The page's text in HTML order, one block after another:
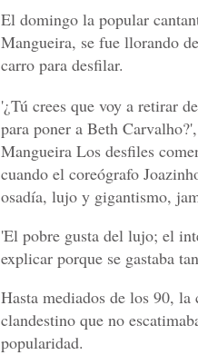
El domingo la popular
Mangueira, se fue llorando
carro para desfilar.
'¿Tú crees que voy a retirar
para poner a Beth
Mangueira Los desfiles
cuando el coreógrafo
osadía, lujo y gigantismo,
'El pobre gusta del lujo; el
explicar porque se gastaba
Hasta mediados de los 90,
clandestino que no
popularidad.